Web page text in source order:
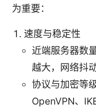
为重要：
速度与稳定性
近端服务器数
越大，网络抖
协议与加密等
OpenVPN、